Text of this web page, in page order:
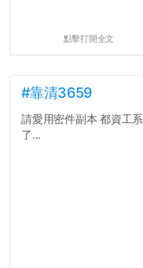
點擊打開全文
#靠清3659
請愛用密件副本 都資工系
了...